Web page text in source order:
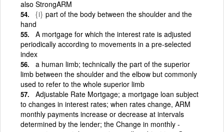
also StrongARM
{i} part of the body between the shoulder and the
hand
A mortgage for which the interest rate is adjusted
periodically according to movements in a pre-selected
index
a human limb; technically the part of the superior
limb between the shoulder and the elbow but commonly
used to refer to the whole superior limb
Adjustable Rate Mortgage; a mortgage loan subject
to changes in interest rates; when rates change, ARM
monthly payments increase or decrease at intervals
determined by the lender; the Change in monthly -